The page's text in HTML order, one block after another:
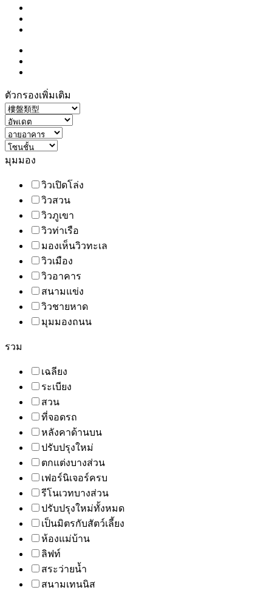
ตัวกรองเพิ่มเติม
มุมมอง
วิวเปิดโล่ง
วิวสวน
วิวภูเขา
วิวท่าเรือ
มองเห็นวิวทะเล
วิวเมือง
วิวอาคาร
สนามแข่ง
วิวชายหาด
มุมมองถนน
รวม
เฉลียง
ระเบียง
สวน
ที่จอดรถ
หลังคาด้านบน
ปรับปรุงใหม่
ตกแต่งบางส่วน
เฟอร์นิเจอร์ครบ
รีโนเวทบางส่วน
ปรับปรุงใหม่ทั้งหมด
เป็นมิตรกับสัตว์เลี้ยง
ห้องแม่บ้าน
ลิฟท์
สระว่ายน้ำ
สนามเทนนิส